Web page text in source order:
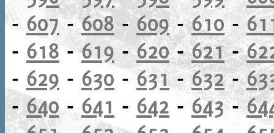
- 607-608-609-610-
- 618 -619 -620-621-
- 629 - 630 -631-632-
- 640 - 641 - 642 - 643-